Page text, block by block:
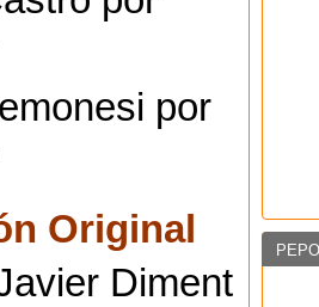
por
Original
Diment